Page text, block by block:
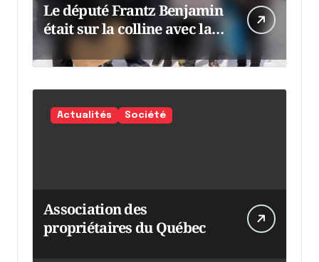
Le député Frantz Benjamin
était sur la colline avec la
chaumine
Actualités Société
Association des
propriétaires du Québec